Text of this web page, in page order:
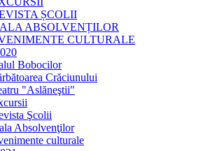
ȘCOLII
ABSOLVENȚILOR
CULTURALE
Bobocilor
Crăciunului
"Aslăneştii"
Şcolii
Absolvenţilor
culturale